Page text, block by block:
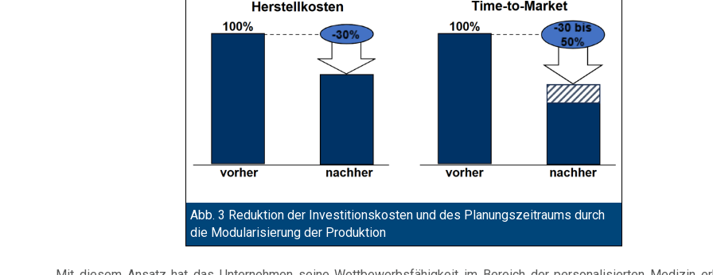
Abb. 3 Reduktion der Investitionskosten und des Planungszeitraums durch
die Modularisierung der Produktion